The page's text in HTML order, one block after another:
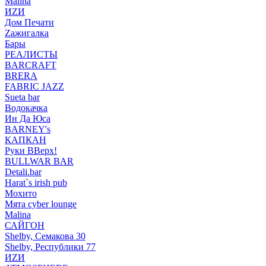
ИZИ
Дом Печати
Zажигалка
Бары
РЕАЛИСТЫ
BARCRAFT
BRERA
FABRIC JAZZ
Sueta bar
Водокачка
Ин Да Юса
BARNEY's
КАПКАН
Руки ВВерх!
BULLWAR BAR
Detali.bar
Harat`s irish pub
Мохито
Мята cyber lounge
Malina
САЙГОН
Shelby, Семакова 30
Shelby, Республики 77
ИZИ